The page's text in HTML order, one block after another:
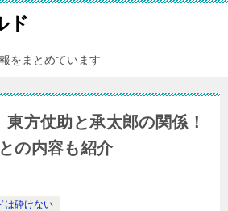
ド
をまとめています
東方仗助と承太郎の関係！
の内容も紹介
は砕けない